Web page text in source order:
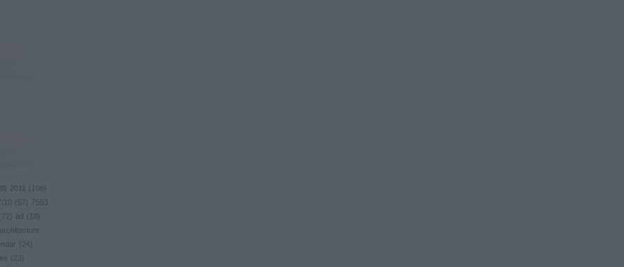
) 2011 ( 108 )
10 ( 57) 7553
72) ad ( 18 )
architecture
( 24)
( 23)